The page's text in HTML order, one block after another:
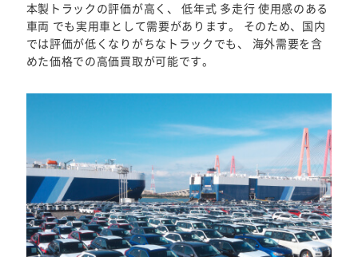
本製トラックの評価が高く、 低年式 多走行 使用感のある
車両 でも実用車として需要があります。 そのため、国内
では評価が低くなりがちなトラックでも、 海外需要を含
めた価格での高価買取が可能です。